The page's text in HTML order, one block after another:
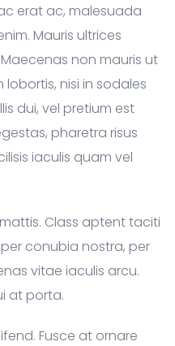
erat ac, malesuada
Mauris ultrices
non mauris ut
lobortis, nisi in sodales
dui, vel pretium est
pharetra risus
iaculis quam vel
Class aptent taciti
conubia nostra, per
vitae iaculis arcu.
at porta.
Fusce at ornare